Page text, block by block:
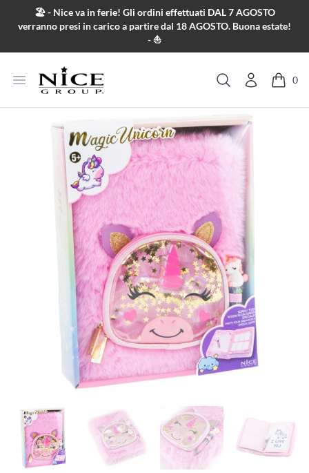
Salta al contenuto
🏖️ - Nice va in ferie! Gli ordini effettuati DAL 7 AGOSTO
verranno presi in carico a partire dal 18 AGOSTO. Buona estate!
- ⛵
Apri menu
Cerca
0